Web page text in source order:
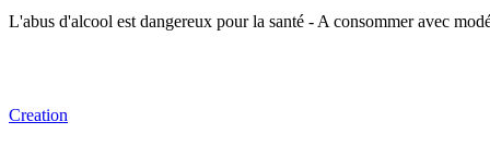
L'abus d'alcool est dangereux pour la santé - A consommer avec
Creation